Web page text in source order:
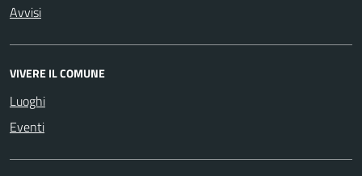
Avvisi
VIVERE IL COMUNE
Luoghi
Eventi